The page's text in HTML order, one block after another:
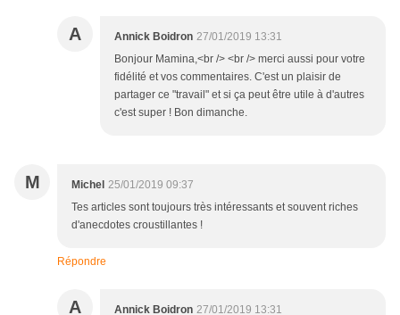
A Annick Boidron 27/01/2019 13:31
Bonjour Mamina,<br /> <br /> merci aussi pour votre
fidélité et vos commentaires. C'est un plaisir de
partager ce "travail" et si ça peut être utile à d'autres
c'est super ! Bon dimanche.
M Michel 25/01/2019 09:37
Tes articles sont toujours très intéressants et souvent riches
d'anecdotes croustillantes !
Répondre
A Annick Boidron 27/01/2019 13:31